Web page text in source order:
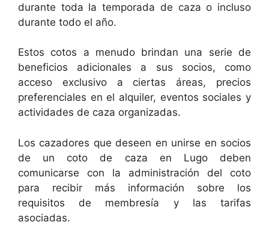
durante toda la temporada de caza o incluso
durante todo el año.
Estos cotos a menudo brindan una serie de
beneficios adicionales a sus socios, como
acceso exclusivo a ciertas áreas, precios
preferenciales en el alquiler, eventos sociales y
actividades de caza organizadas.
Los cazadores que deseen en unirse en socios
de un coto de caza en Lugo deben
comunicarse con la administración del coto
para recibir más información sobre los
requisitos de membresía y las tarifas
asociadas.